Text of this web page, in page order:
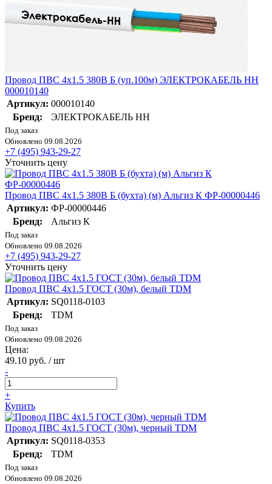
Провод ПВС 4х1.5 380В Б (уп.100м) ЭЛЕКТРОКАБЕЛЬ НН
000010140
Артикул: 000010140
Бренд:
ЭЛЕКТРОКАБЕЛЬ НН
Под заказ
Обновлено 09.08.2026
+7 (495) 943-29-27
Уточнить цену
Провод ПВС 4х1.5 380В Б (бухта) (м) Альгиз К ФР-00000446
Артикул: ФР-00000446
Бренд:
Альгиз К
Под заказ
Обновлено 09.08.2026
+7 (495) 943-29-27
Уточнить цену
Провод ПВС 4х1.5 ГОСТ (30м), белый TDM
Артикул: SQ0118-0103
Бренд:
TDM
Под заказ
Обновлено 09.08.2026
Цена:
49.10 руб. / шт
-
+
Купить
Провод ПВС 4х1.5 ГОСТ (30м), черный TDM
Артикул: SQ0118-0353
Бренд:
TDM
Под заказ
Обновлено 09.08.2026